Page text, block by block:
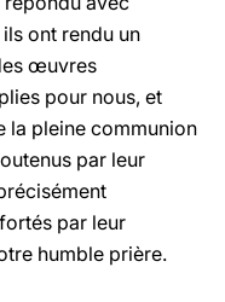
ont rendu un
œuvres
pour nous, et
la pleine communion
par leur
par leur
humble prière.